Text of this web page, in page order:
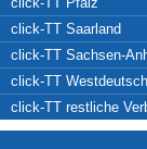
click-TT Saarland
click-TT Sachsen-
click-TT
click-TT restliche